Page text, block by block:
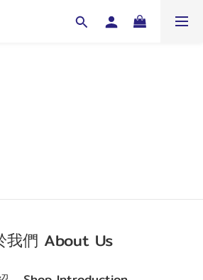
我們 About Us